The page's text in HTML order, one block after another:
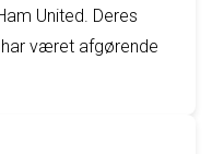
United. Deres
været afgørende